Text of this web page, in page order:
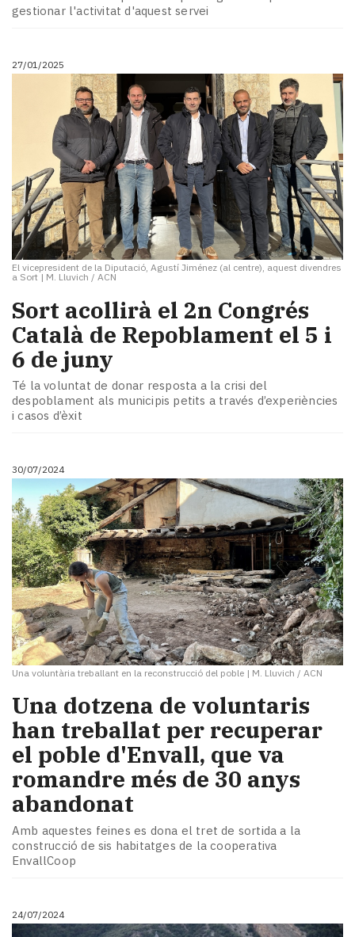
gestionar l'activitat d'aquest servei
27/01/2025
El vicepresident de la Diputació, Agustí Jiménez (al centre), aquest divendres
a Sort | M. Lluvich / ACN
Sort acollirà el 2n Congrés
Català de Repoblament el 5 i
6 de juny
Té la voluntat de donar resposta a la crisi del
despoblament als municipis petits a través d’experiències
i casos d’èxit
30/07/2024
Una voluntària treballant en la reconstrucció del poble | M. Lluvich / ACN
Una dotzena de voluntaris
han treballat per recuperar
el poble d'Envall, que va
romandre més de 30 anys
abandonat
Amb aquestes feines es dona el tret de sortida a la
construcció de sis habitatges de la cooperativa
EnvallCoop
24/07/2024